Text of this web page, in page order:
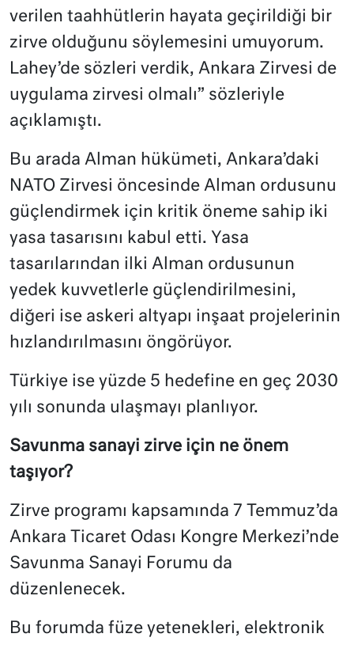
verilen taahhütlerin hayata geçirildiği bir
zirve olduğunu söylemesini umuyorum.
Lahey’de sözleri verdik, Ankara Zirvesi de
uygulama zirvesi olmalı” sözleriyle
açıklamıştı.
Bu arada Alman hükümeti, Ankara’daki
NATO Zirvesi öncesinde Alman ordusunu
güçlendirmek için kritik öneme sahip iki
yasa tasarısını kabul etti. Yasa
tasarılarından ilki Alman ordusunun
yedek kuvvetlerle güçlendirilmesini,
diğeri ise askeri altyapı inşaat projelerinin
hızlandırılmasını öngörüyor.
Türkiye ise yüzde 5 hedefine en geç 2030
yılı sonunda ulaşmayı planlıyor.
Savunma sanayi zirve için ne önem
taşıyor?
Zirve programı kapsamında 7 Temmuz’da
Ankara Ticaret Odası Kongre Merkezi’nde
Savunma Sanayi Forumu da
düzenlenecek.
Bu forumda füze yetenekleri, elektronik